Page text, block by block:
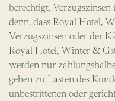
berechtigt, Verzugszinsen
denn, dass Royal Hotel,
Verzugszinsen oder der
Royal Hotel, Winter &
werden nur
gehen zu Lasten des
unbestrittenen oder